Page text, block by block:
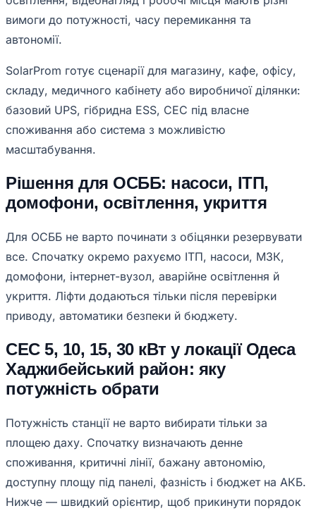
вимоги до потужності, часу перемикання та
автономії.
SolarProm готує сценарії для магазину, кафе, офісу,
складу, медичного кабінету або виробничої ділянки:
базовий UPS, гібридна ESS, СЕС під власне
споживання або система з можливістю
масштабування.
Рішення для ОСББ: насоси, ІТП,
домофони, освітлення, укриття
Для ОСББ не варто починати з обіцянки резервувати
все. Спочатку окремо рахуємо ІТП, насоси, МЗК,
домофони, інтернет-вузол, аварійне освітлення й
укриття. Ліфти додаються тільки після перевірки
приводу, автоматики безпеки й бюджету.
СЕС 5, 10, 15, 30 кВт у локації Одеса
Хаджибейський район: яку
потужність обрати
Потужність станції не варто вибирати тільки за
площею даху. Спочатку визначають денне
споживання, критичні лінії, бажану автономію,
доступну площу під панелі, фазність і бюджет на АКБ.
Нижче — швидкий орієнтир, щоб прикинути порядок